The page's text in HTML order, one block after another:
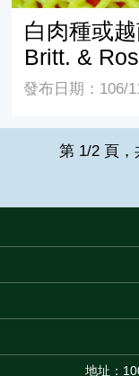
白肉種或
Britt. &
發布日期：106/
第 1/2 頁，
地址：